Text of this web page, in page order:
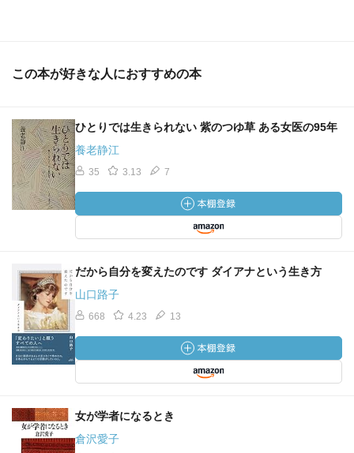
この本が好きな人におすすめの本
ひとりでは生きられない 紫のつゆ草 ある女医の95年
養老静江
35 3.13 7
だから自分を変えたのです ダイアナという生き方
山口路子
668 4.23 13
女が学者になるとき
倉沢愛子